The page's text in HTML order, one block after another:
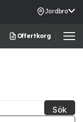
Jordbro
Offertkorg
Sök